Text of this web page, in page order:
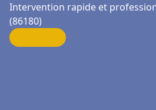
Intervention rapide et
(86180)